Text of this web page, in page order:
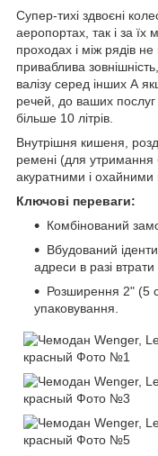
Супер-тихі здвоєні
аеропортах, так і за
проходах і між рядів
приваблива
валізу серед інших А
речей, до ваших
більше 10 літрів.
Внутрішня кишеня,
ремені (для утримання
акуратними і охайними
Ключові переваги:
Комбінований
Вбудований
адреси в разі втрати
Розширення 2" (5
упаковування.